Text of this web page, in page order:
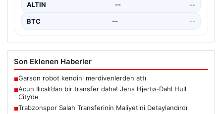
ALTIN -- --
BTC -- --
Son Eklenen Haberler
■Garson robot kendini merdivenlerden attı
■Acun Ilıcalı’dan bir transfer daha! Jens Hjertø-Dahl Hull
City’de
■Trabzonspor Salah Transferinin Maliyetini Detaylandırdı